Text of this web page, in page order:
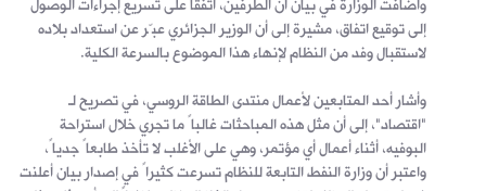
وأضافت الوزارة في بيان أن الطرفين، اتفقا على تسريع إجراءات الوصول
إلى توقيع اتفاق، مشيرة إلى أن الوزير الجزائري عبّر عن استعداد بلاده
لاستقبال وفد من النظام لإنهاء هذا الموضوع بالسرعة الكلية.
وأشار أحد المتابعين لأعمال منتدى الطاقة الروسي، في تصريح لـ
"اقتصاد"، إلى أن مثل هذه المباحثات غالباً ما تجري خلال استراحة
البوفيه، أثناء أعمال أي مؤتمر، وهي على الأغلب لا تأخذ طابعاً جدياً،
واعتبر أن وزارة النفط التابعة للنظام تسرعت كثيراً في إصدار بيان أعلنت